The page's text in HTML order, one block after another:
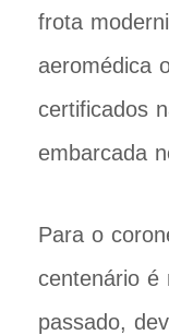
frota
aeromédica
certificados
embarcada
Para o
centenário é
passado,